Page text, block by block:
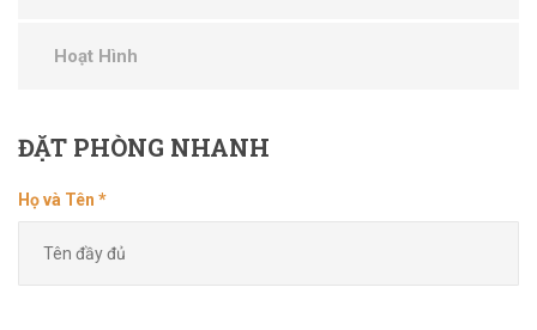
Hoạt Hình
ĐẶTPHÒNG NHANH
Họ và Tên *